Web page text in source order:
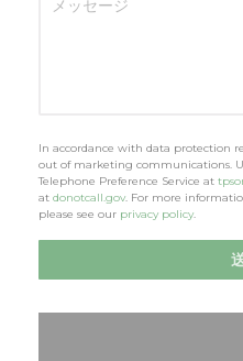
In accordance with data protection
out of marketing communications.
Telephone Preference Service at
at donotcall.gov. For more
please see our privacy policy.